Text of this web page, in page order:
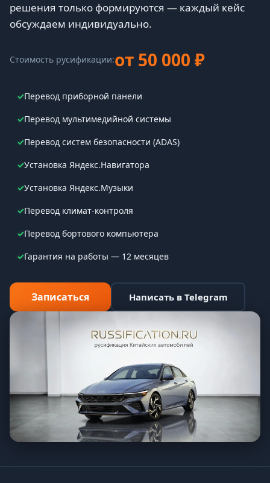
решения только формируются — каждый кейс
обсуждаем индивидуально.
Стоимость русификации:от 50 000 ₽
✓Перевод приборной панели
✓Перевод мультимедийной системы
✓Перевод систем безопасности (ADAS)
✓Установка Яндекс.Навигатора
✓Установка Яндекс.Музыки
✓Перевод климат-контроля
✓Перевод бортового компьютера
✓Гарантия на работы — 12 месяцев
Записаться Написать в Telegram